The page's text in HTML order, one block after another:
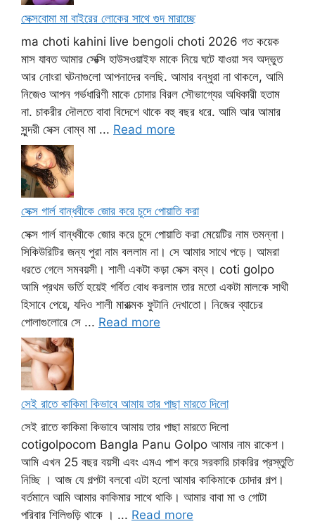
সেক্সবোমা মা বাইরের লোকের সাথে গুদ মারাচ্ছে
ma choti kahini live bengoli choti 2026 গত কয়েক
মাস যাবত আমার সেক্সি হাউসওয়াইফ মাকে নিয়ে ঘটে যাওয়া সব অদ্ভুত
আর নোংরা ঘটনাগুলো আপনাদের বলছি. আমার বন্ধুরা না থাকলে, আমি
নিজেও আপন গর্ভধারিণী মাকে চোদার বিরল সৌভাগ্যের অধিকারী হতাম
না. চাকরীর দৌলতে বাবা বিদেশে থাকে বহু বছর ধরে. আমি আর আমার
সুন্দরী সেক্স বোম্ব মা ... Read more
সেক্স গার্ল বান্ধবীকে জোর করে চুদে পোয়াতি করা
সেক্স গার্ল বান্ধবীকে জোর করে চুদে পোয়াতি করা মেয়েটির নাম তমন্না।
সিকিউরিটির জন্য পুরা নাম বললাম না। সে আমার সাথে পড়ে। আমরা
ধরতে গেলে সমবয়সী। শালী একটা কড়া সেক্স বম্ব। coti golpo
আমি প্রথম ভর্তি হয়েই গর্বিত বোধ করলাম তার মতো একটা মালকে সাথী
হিসাবে পেয়ে, যদিও শালী মারাত্মক ফুটানি দেখাতো। নিজের ব্যাচের
পোলাগুলোরে সে ... Read more
সেই রাতে কাকিমা কিভাবে আমায় তার পাছা মারতে দিলো
সেই রাতে কাকিমা কিভাবে আমায় তার পাছা মারতে দিলো
cotigolpocom Bangla Panu Golpo আমার নাম রাকেশ।
আমি এখন 25 বছর বয়সী এবং এমএ পাশ করে সরকারি চাকরির প্রস্তুতি
নিচ্ছি । আজ যে গল্পটা বলবো এটা হলো আমার কাকিমাকে চোদার গল্প।
বর্তমানে আমি আমার কাকিমার সাথে থাকি। আমার বাবা মা ও গোটা
পরিবার শিলিগুড়ি থাকে । ... Read more